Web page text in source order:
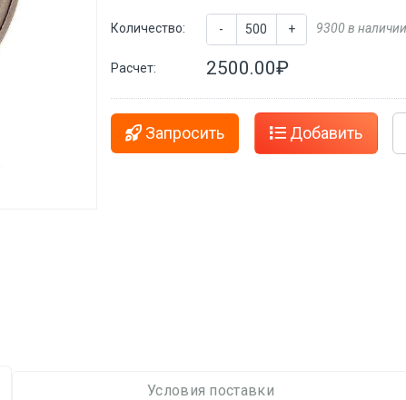
Количество: - + 9300 в наличии
Расчет: 2500.00₽
Запросить Добавить
Условия поставки